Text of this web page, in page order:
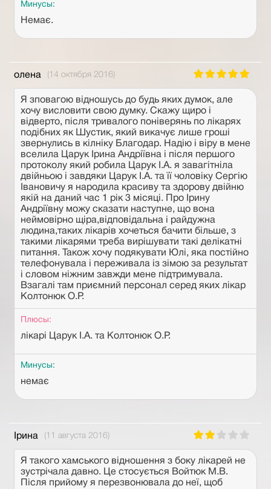
Минусы:
Немає.
олена (14 октября 2016)
Я зповагою відношусь до будь яких думок, але
хочу висловити свою думку. Скажу щиро і
відверто, після тривалого поніверянь по лікарях
подібних як Шустик, який викачує лише гроші
звернулись в кілніку Благодар. Надію і віру в мене
вселила Царук Ірина Андріївна і після першого
протоколу який робила Царук І.А. я завагітніла
двійньою і завдяки Царук І.А. та її чоловіку Сергію
Івановичу я народила красиву та здорову двійню
якій на даний час 1 рік 3 місяці. Про Ірину
Андріївну можу сказати наступне, що вона
неймовірно щіра,відповідальна і райдужна
людина,таких лікарів хочеться бачити більше, з
такими лікарями треба вирішувати такі делікатні
питання. Також хочу подякувати Юлі, яка постійно
телефонувала і переживала із зімою за результат
і словом ніжним завжди мене підтримувала.
Взагалі там приємний персонал серед яких лікар
Колтонюк О.Р.
Плюсы:
лікарі Царук І.А. та Колтонюк О.Р.
Минусы:
немає
Ірина (11 августа 2016)
Я такого хамського відношення з боку лікарей не
зустрічала давно. Це стосується Войтюк М.В.
Після прийому я перезвонювала до неї, щоб